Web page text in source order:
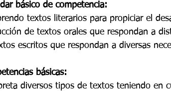
DEPORTES Jardín-2020
básico de competencia:
textos literarios para propiciar el
de textos orales que respondan a
escritos que respondan a diversas
básicas:
diversos tipos de textos teniendo en